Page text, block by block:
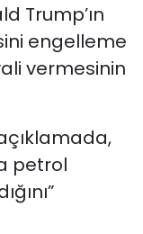
Trump’ın
engelleme
vermesinin
petrol